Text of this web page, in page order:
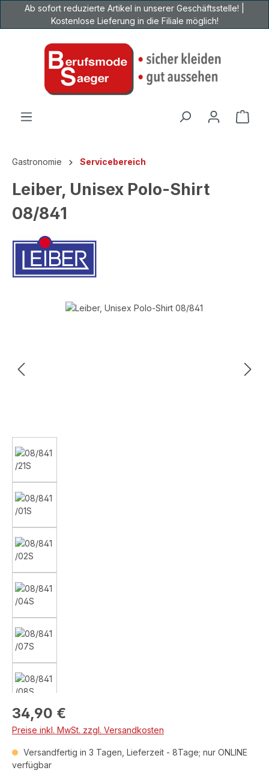
Zum Hauptinhalt springen
Ab sofort reduzierte Artikel in unserer Geschäftsstelle! |
Kostenlose Lieferung in die Filiale möglich!
Gastronomie Servicebereich
Leiber, Unisex Polo-Shirt
08/841
Bildergalerie überspringen
Regulärer Preis:
34,90 €
Preise inkl. MwSt. zzgl. Versandkosten
Versandfertig in 3 Tagen, Lieferzeit - 8Tage; nur ONLINE
verfügbar